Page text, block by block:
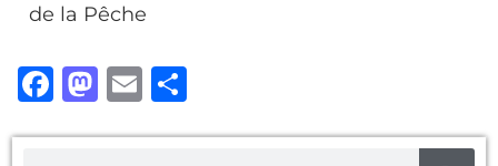
de la Pêche
F
M E